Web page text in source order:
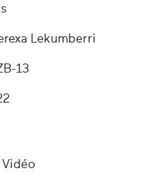
Lekumberri
13
Vidéo